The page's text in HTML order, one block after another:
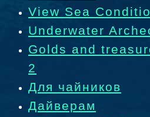
View Sea
Underwater
Golds and
2
Для чайников
Дайверам